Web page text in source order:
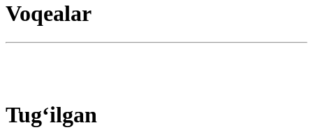
Voqealar
Tugʻilgan